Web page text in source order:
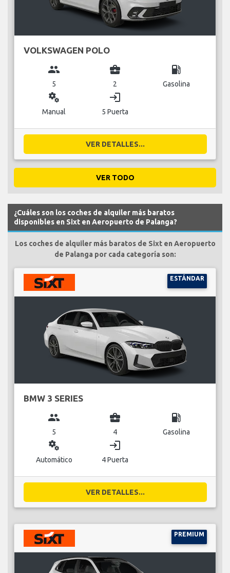
VOLKSWAGEN POLO
group
5
business_center
2
local_gas_station
Gasolina
miscellaneous_services
Manual
login
5 Puerta
VER DETALLES...
VER TODO
¿Cuáles son los coches de alquiler más baratos
disponibles en Sixt en Aeropuerto de Palanga?
Los coches de alquiler más baratos de Sixt en Aeropuerto
de Palanga por cada categoría son:
ESTÁNDAR
BMW 3 SERIES
group
5
business_center
4
local_gas_station
Gasolina
miscellaneous_services
Automático
login
4 Puerta
VER DETALLES...
PREMIUM